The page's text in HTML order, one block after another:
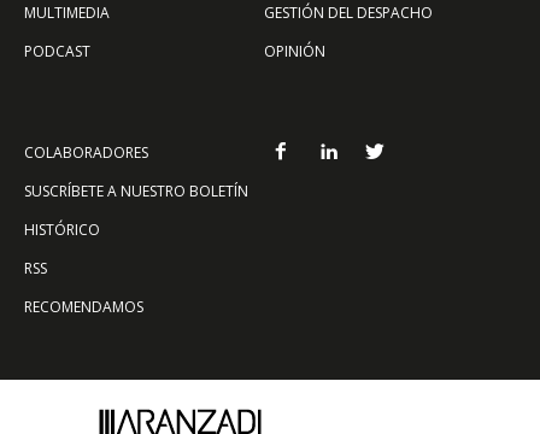
MULTIMEDIA
PODCAST
GESTIÓN DEL DESPACHO
OPINIÓN
COLABORADORES
SUSCRÍBETE A NUESTRO BOLETÍN
HISTÓRICO
RSS
RECOMENDAMOS